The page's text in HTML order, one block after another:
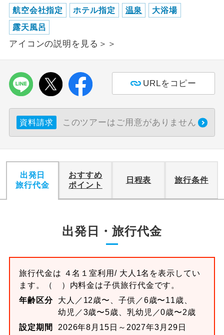
航空会社指定 ホテル指定 温泉 大浴場
露天風呂
アイコンの説明を見る＞＞
URLをコピー
資料請求 このツアーはご用意がありません
出発日
旅行代金
おすすめ
ポイント
日程表 旅行条件
出発日・旅行代金
旅行代金は ４名１室利用/ 大人1名を表示してい
ます。
（ ）内料金は子供旅行代金です。
年齢区分
大人／12歳〜、子供／6歳〜11歳、
幼児／3歳〜5歳、乳幼児／0歳〜2歳
設定期間
2026年8月15日～2027年3月29日